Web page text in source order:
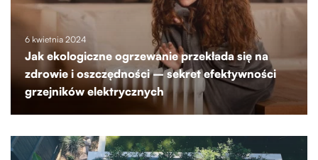
6 kwietnia 2024
Jak ekologiczne ogrzewanie przekłada się na
zdrowie i oszczędności – sekret efektywności
grzejników elektrycznych